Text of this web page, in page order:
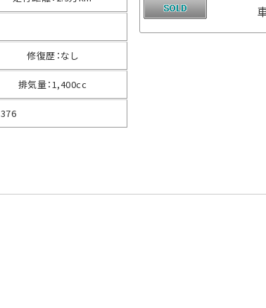
修復歴 ：なし
排気量：1,400cc
376